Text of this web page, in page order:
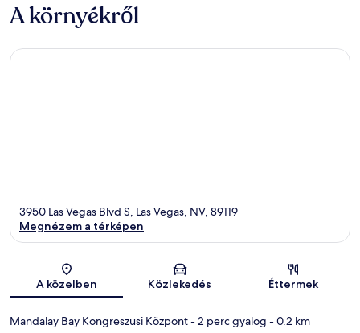
A környékről
Térkép
3950 Las Vegas Blvd S, Las Vegas, NV, 89119
Megnézem a térképen
A közelben Közlekedés Éttermek
Mandalay Bay Kongreszusi Központ- 2 perc gyalog - 0.2 km